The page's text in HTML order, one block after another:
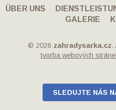
ÜBER UNS
GALERIE
© 2026 zahradysarka.cz.
tvorba webových
SLEDUJTE NÁS